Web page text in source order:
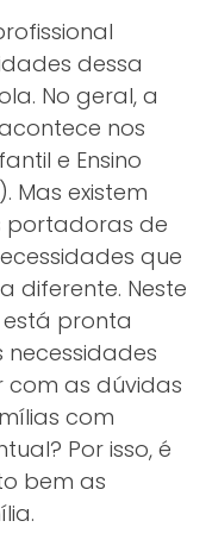
dessa
No geral, a
nos
e Ensino
Mas existem
portadoras de
que
diferente. Neste
pronta
com as dúvidas
com
Por isso, é
bem as